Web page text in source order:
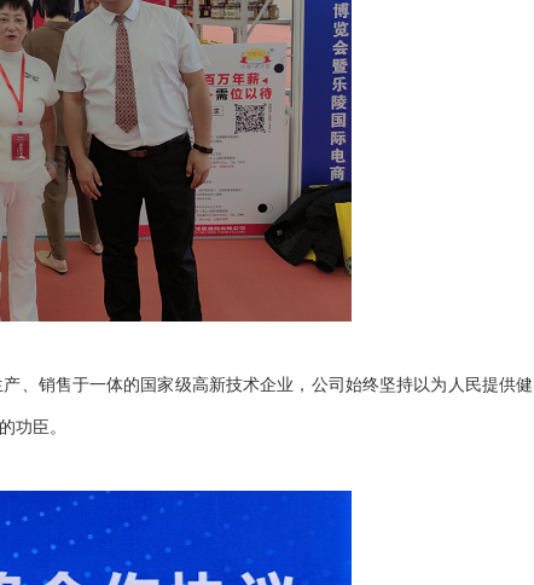
、销售于一体的国家级高新技术企业，公司始终坚持以为人民提供健
功臣。